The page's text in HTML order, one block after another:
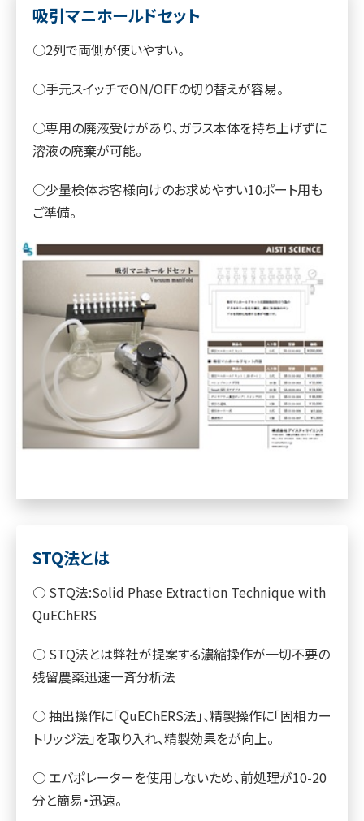
吸引マニホールドセット
○2列で両側が使いやすい。
○手元スイッチでON/OFFの切り替えが容易。
○専用の廃液受けがあり、ガラス本体を持ち上げずに
溶液の廃棄が可能。
○少量検体お客様向けのお求めやすい10ポート用も
ご準備。
STQ法とは
○ STQ法:Solid Phase Extraction Technique with
QuEChERS
○ STQ法とは弊社が提案する濃縮操作が一切不要の
残留農薬迅速一斉分析法
○ 抽出操作に「QuEChERS法」、精製操作に「固相カー
トリッジ法」を取り入れ、精製効果をが向上。
○ エバポレーターを使用しないため、前処理が10-20
分と簡易・迅速。